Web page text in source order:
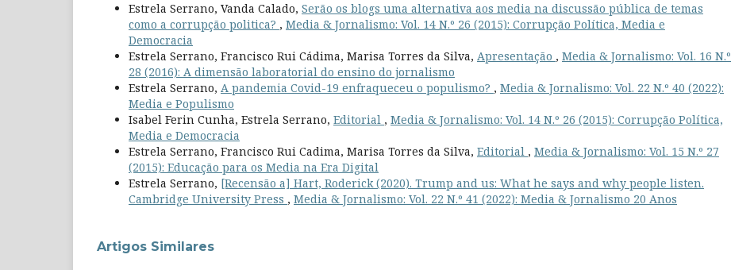
Estrela Serrano, Vanda Calado, Serão os blogs uma alternativa aos media na discussão pública de temas
como a corrupção politica? , Media & Jornalismo: Vol. 14 N.º 26 (2015): Corrupção Política, Media e
Democracia
Estrela Serrano, Francisco Rui Cádima, Marisa Torres da Silva, Apresentação , Media & Jornalismo: Vol. 16 N.º
28 (2016): A dimensão laboratorial do ensino do jornalismo
Estrela Serrano, A pandemia Covid-19 enfraqueceu o populismo? , Media & Jornalismo: Vol. 22 N.º 40 (2022):
Media e Populismo
Isabel Ferin Cunha, Estrela Serrano, Editorial , Media & Jornalismo: Vol. 14 N.º 26 (2015): Corrupção Política,
Media e Democracia
Estrela Serrano, Francisco Rui Cadima, Marisa Torres da Silva, Editorial , Media & Jornalismo: Vol. 15 N.º 27
(2015): Educação para os Media na Era Digital
Estrela Serrano, [Recensão a] Hart, Roderick (2020). Trump and us: What he says and why people listen.
Cambridge University Press , Media & Jornalismo: Vol. 22 N.º 41 (2022): Media & Jornalismo 20 Anos
Artigos Similares